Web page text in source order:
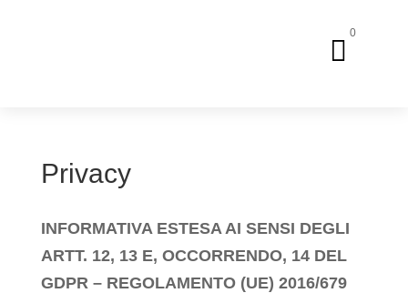

0
Privacy
INFORMATIVA ESTESA AI SENSI DEGLI
ARTT. 12, 13 E, OCCORRENDO, 14 DEL
GDPR – REGOLAMENTO (UE) 2016/679